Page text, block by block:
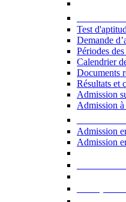
Test
Demande
Périodes
Calendrier
Documents
Résultats et
Admission
Admission
Admission
Admission